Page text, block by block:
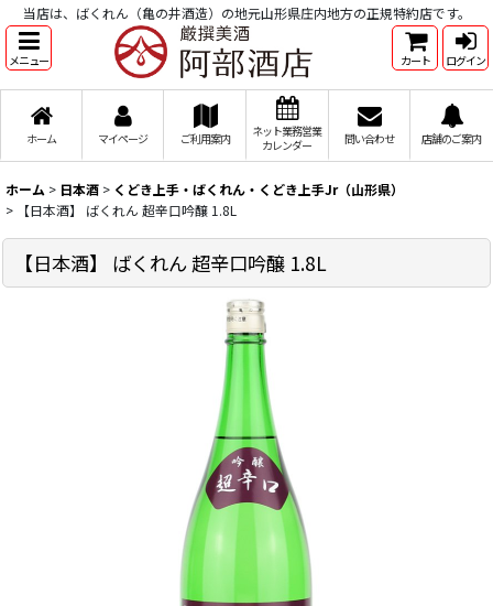
当店は、ばくれん（亀の井酒造）の地元山形県庄内地方の正規特約店です。
メニュー カート ログイン
ホーム マイページ ご利用案内
ネット業務営業
カレンダー
問い合わせ 店舗のご案内
ホーム > 日本酒 > くどき上手・ばくれん・くどき上手Jr（山形県）
>
【日本酒】 ばくれん 超辛口吟醸 1.8L
【日本酒】 ばくれん 超辛口吟醸 1.8L